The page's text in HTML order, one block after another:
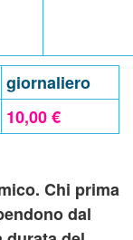
giornaliero
10,00 €
Chi prima
dal